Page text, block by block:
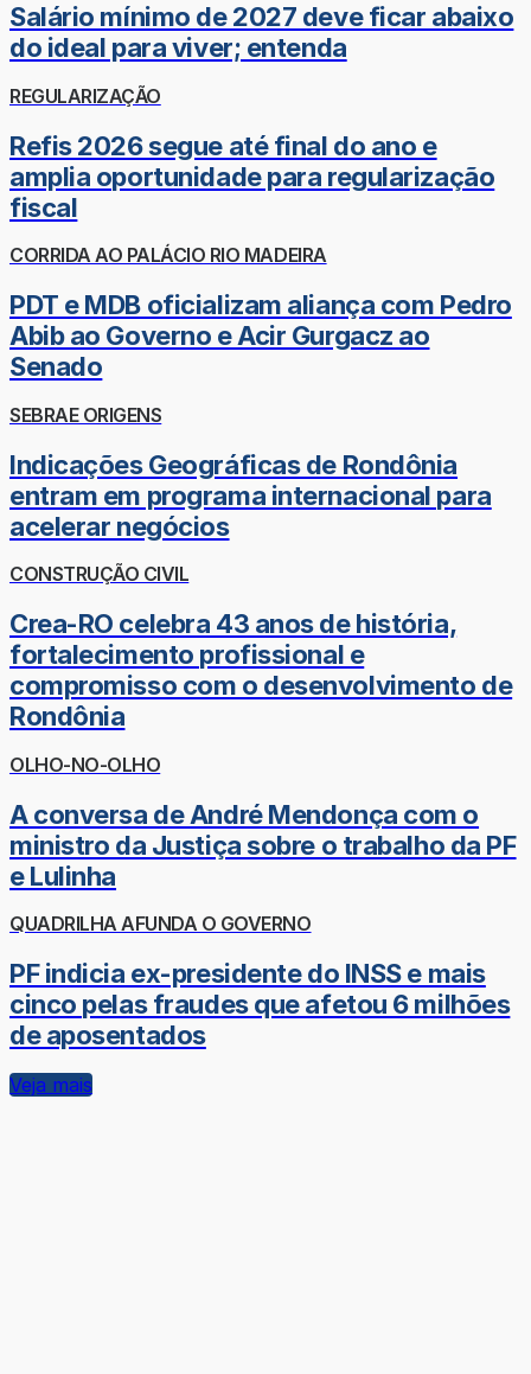
Salário mínimo de 2027 deve ficar abaixo
do ideal para viver; entenda
REGULARIZAÇÃO
Refis 2026 segue até final do ano e
amplia oportunidade para regularização
fiscal
CORRIDA AO PALÁCIO RIO MADEIRA
PDT e MDB oficializam aliança com Pedro
Abib ao Governo e Acir Gurgacz ao
Senado
SEBRAE ORIGENS
Indicações Geográficas de Rondônia
entram em programa internacional para
acelerar negócios
CONSTRUÇÃO CIVIL
Crea-RO celebra 43 anos de história,
fortalecimento profissional e
compromisso com o desenvolvimento de
Rondônia
OLHO-NO-OLHO
A conversa de André Mendonça com o
ministro da Justiça sobre o trabalho da PF
e Lulinha
QUADRILHA AFUNDA O GOVERNO
PF indicia ex-presidente do INSS e mais
cinco pelas fraudes que afetou 6 milhões
de aposentados
Veja mais